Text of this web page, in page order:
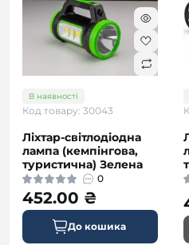
В наявності
Код товару: 30043
Ліхтар-світлодіодна
лампа (кемпінгова,
туристична) Зелена
0
452.00 ₴
До кошика